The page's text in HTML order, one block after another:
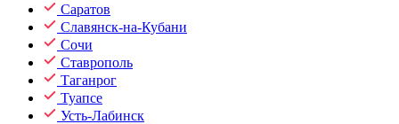
Саратов
Славянск-на-Кубани
Сочи
Ставрополь
Таганрог
Туапсе
Усть-Лабинск